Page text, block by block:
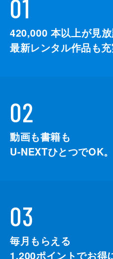
01
420,000 本以上が見放
最新レンタル作品も充
02
動画も書籍も
U-NEXTひとつでOK。
03
毎月もらえる
1,200ポイントでお得